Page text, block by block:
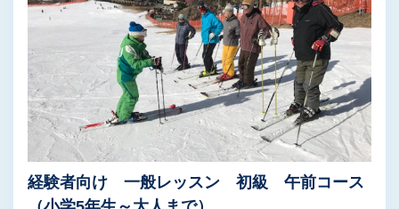
経験者向け 一般レッスン 初級 午前コース